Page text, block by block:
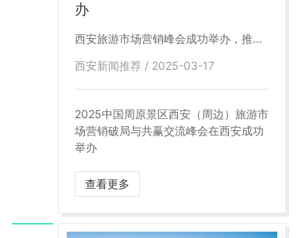
办
西安旅游市场营销峰会成功举办，推动
西安新闻推荐 / 2025-03-17
2025中国周原景区西安（周边）旅游市
场营销破局与共赢交流峰会在西安成功
举办
查看更多